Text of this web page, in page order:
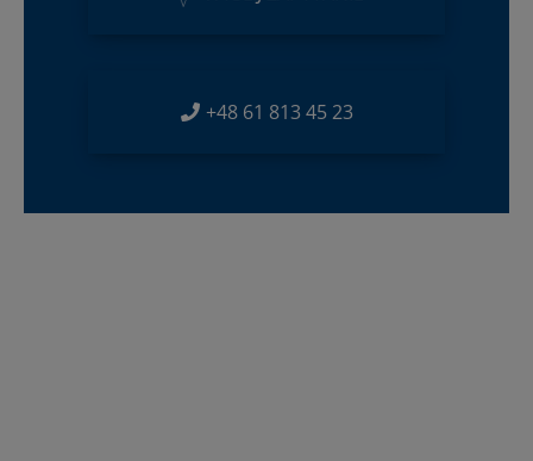
+48 61 813 45 23